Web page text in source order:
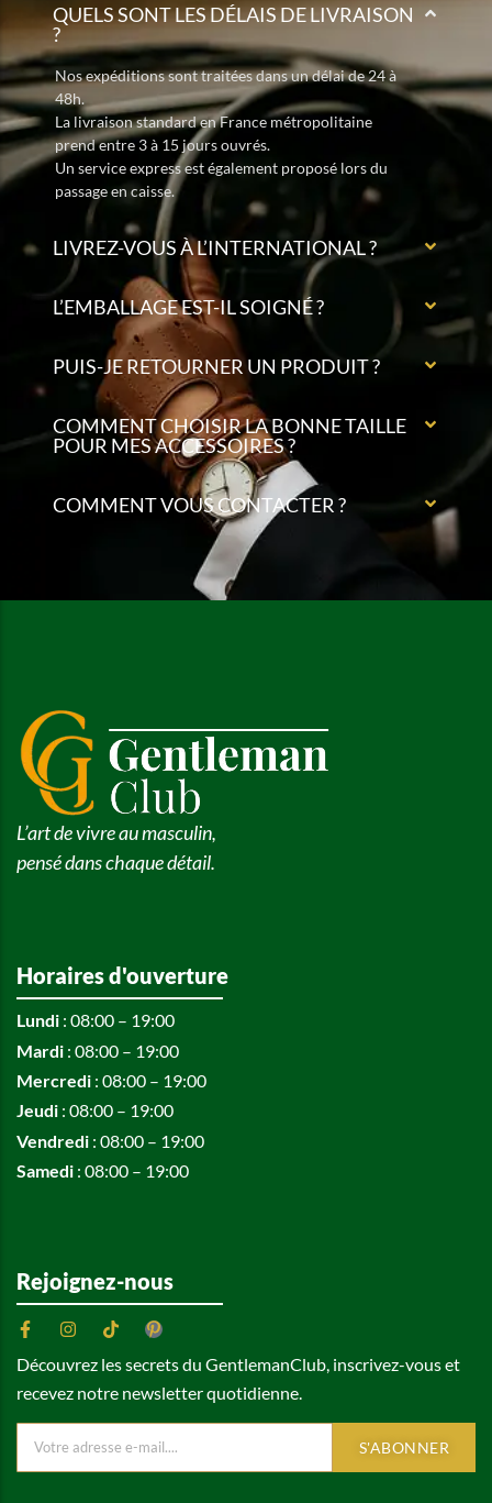
QUELS SONT LES DÉLAIS DE LIVRAISON
?
Nos expéditions sont traitées dans un délai de 24 à
48h.
La livraison standard en France métropolitaine
prend entre 3 à 15 jours ouvrés.
Un service express est également proposé lors du
passage en caisse.
LIVREZ-VOUS À L’INTERNATIONAL ?
L’EMBALLAGE EST-IL SOIGNÉ ?
PUIS-JE RETOURNER UN PRODUIT ?
COMMENT CHOISIR LA BONNE TAILLE
POUR MES ACCESSOIRES ?
COMMENT VOUS CONTACTER ?
L’art de vivre au masculin,
pensé dans chaque détail.
Horaires d'ouverture
Lundi : 08:00 – 19:00
Mardi : 08:00 – 19:00
Mercredi : 08:00 – 19:00
Jeudi : 08:00 – 19:00
Vendredi : 08:00 – 19:00
Samedi : 08:00 – 19:00
Rejoignez-nous
Découvrez les secrets du GentlemanClub, inscrivez-vous et
recevez notre newsletter quotidienne.
S'ABONNER